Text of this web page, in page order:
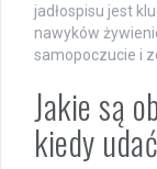
jadłospisu jest
nawyków
samopoczucie i
Jakie są
kiedy